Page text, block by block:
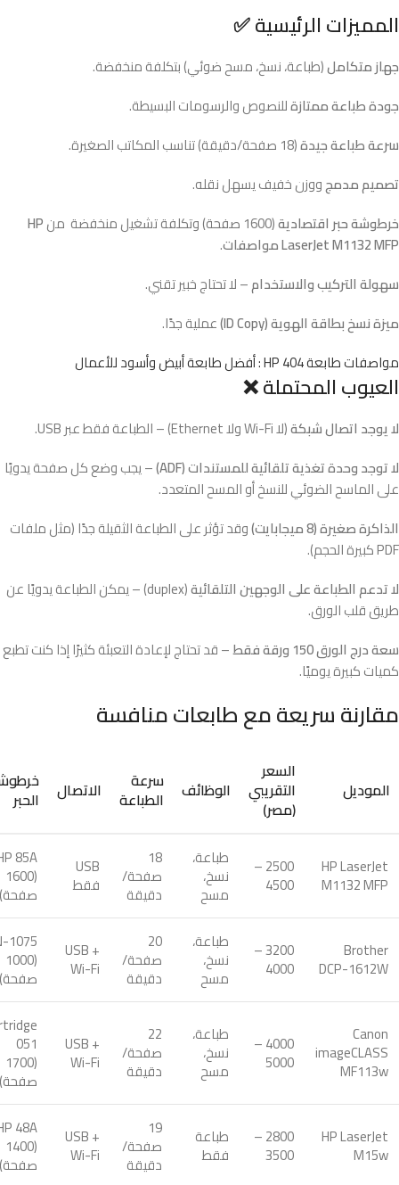
المميزات الرئيسية ✅
جهاز متكامل(طباعة، نسخ، مسح ضوئي) بتكلفة منخفضة.
جودة طباعة ممتازةللنصوص والرسومات البسيطة.
سرعة طباعة جيدة(18 صفحة/دقيقة) تناسب المكاتب الصغيرة.
تصميم مدمجووزن خفيف يسهل نقله.
خرطوشة حبر اقتصادية(1600 صفحة) وتكلفة تشغيل منخفضة من
HP
LaserJet M1132 MFP مواصفات
.
سهولة التركيب والاستخدام– لا تحتاج خبير تقني.
ميزة نسخ بطاقة الهوية (ID Copy)
عملية جدًا.
مواصفات طابعة HP 404 : أفضل طابعة أبيض وأسود للأعمال
العيوب المحتملة ❌
لا يوجد اتصال شبكة(لا Wi-Fi ولا Ethernet) – الطباعة فقط عبر USB.
لا توجد وحدة تغذية تلقائية للمستندات (ADF)
– يجب وضع كل صفحة يدويًا
على الماسح الضوئي للنسخ أو المسح المتعدد.
الذاكرة صغيرة (8 ميجابايت)
وقد تؤثر على الطباعة الثقيلة جدًا (مثل ملفات
PDF كبيرة الحجم).
لا تدعم الطباعة على الوجهين التلقائية
(duplex) – يمكن الطباعة يدويًا عن
طريق قلب الورق.
سعة درج الورق 150 ورقة فقط
– قد تحتاج لإعادة التعبئة كثيرًا إذا كنت تطبع
كميات كبيرة يوميًا.
مقارنة سريعة مع طابعات منافسة
الموديل
السعر
التقريبي
(مصر)
الوظائف سرعة
الطباعة الاتصال الحبر
HP LaserJet
M1132 MFP
2500 –
4500
طباعة،
نسخ،
مسح
18
صفحة/
دقيقة
USB
فقط
85A
(1600
صفحة)
Brother
DCP-1612W
3200 –
4000
طباعة،
نسخ،
مسح
20
صفحة/
دقيقة
USB +
Wi-Fi
1075
(1000
صفحة)
Canon
imageCLASS
MF113w
4000 –
5000
طباعة،
نسخ،
مسح
22
صفحة/
دقيقة
USB +
Wi-Fi
051
(1700
صفحة)
HP LaserJet
M15w
2800 –
3500
طباعة
فقط
19
صفحة/
دقيقة
USB +
Wi-Fi
48A
(1400
صفحة)